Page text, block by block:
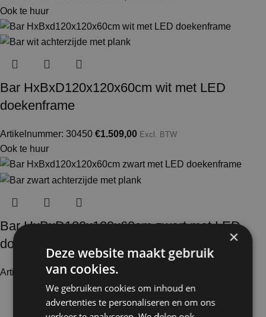
Ook te huur
Bar HxBxD120x120x60cm wit met LED
doekenframe
Artikelnummer: 30450 €1.509,00 Excl. BTW
Ook te huur
Bar HxBxD120x120x60cm zwart met LED
doekenframe
Artikelnummer: 31450€1.811,00
×
Deze website maakt gebruik
van cookies.
We gebruiken cookies om inhoud en
advertenties te personaliseren en om ons